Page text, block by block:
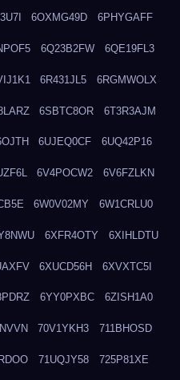
6OXMG49D 6PHYGAFF
6Q23B2FW 6QE19FL3
6R431JL5 6RGMWOLX
6SBTC8OR 6T3R3AJM
6UJEQ0CF 6UQ42P16
6V4POCW2 6V6FZLKN
6W0V02MY 6W1CRLU0
6XFR4OTY 6XIHLDTU
6XUCD56H 6XVXTC5I
6YY0PXBC 6ZISH1A0
70V1YKH3 711BHOSD
71UQJY58 725P81XE